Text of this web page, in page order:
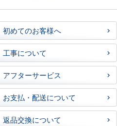
初めてのお客様へ
工事について
アフターサービス
お支払・配送について
返品交換について